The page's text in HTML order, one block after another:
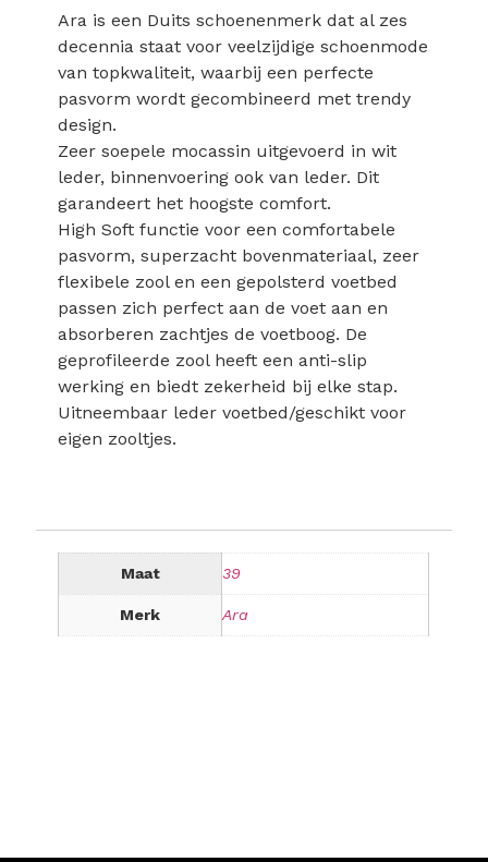
Ara is een Duits schoenenmerk dat al zes
decennia staat voor veelzijdige schoenmode
van topkwaliteit, waarbij een perfecte
pasvorm wordt gecombineerd met trendy
design.
Zeer soepele mocassin uitgevoerd in wit
leder, binnenvoering ook van leder. Dit
garandeert het hoogste comfort.
High Soft functie voor een comfortabele
pasvorm, superzacht bovenmateriaal, zeer
flexibele zool en een gepolsterd voetbed
passen zich perfect aan de voet aan en
absorberen zachtjes de voetboog. De
geprofileerde zool heeft een anti-slip
werking en biedt zekerheid bij elke stap.
Uitneembaar leder voetbed/geschikt voor
eigen zooltjes.
Maat 39
Merk Ara